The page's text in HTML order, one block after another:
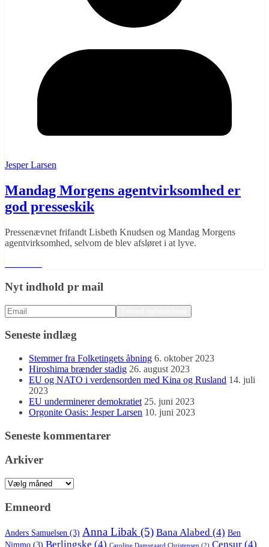
Jesper Larsen
Mandag Morgens agentvirksomhed er
god presseskik
Pressenævnet frifandt Lisbeth Knudsen og Mandag Morgens
agentvirksomhed, selvom de blev afsløret i at lyve.
Nyt indhold pr mail
Seneste indlæg
Stemmer fra Folketingets åbning 6. oktober 2023
Hiroshima brænder stadig 26. august 2023
EU og NATO i verdensorden med Kina og Rusland 14. juli
2023
EU underminerer demokratiet 25. juni 2023
Orgonite Oasis: Jesper Larsen 10. juni 2023
Seneste kommentarer
Arkiver
Arkiver
Emneord
Anders Samuelsen (3) Anna Libak (5) Bana Alabed (4) Ben
Nimmo (3) Berlingske (4) Caroline Damsgaard Christensen (2) Censur (4)